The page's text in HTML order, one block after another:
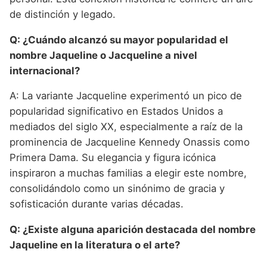
de distinción y legado.
Q: ¿Cuándo alcanzó su mayor popularidad el
nombre Jaqueline o Jacqueline a nivel
internacional?
A: La variante Jacqueline experimentó un pico de
popularidad significativo en Estados Unidos a
mediados del siglo XX, especialmente a raíz de la
prominencia de Jacqueline Kennedy Onassis como
Primera Dama. Su elegancia y figura icónica
inspiraron a muchas familias a elegir este nombre,
consolidándolo como un sinónimo de gracia y
sofisticación durante varias décadas.
Q: ¿Existe alguna aparición destacada del nombre
Jaqueline en la literatura o el arte?